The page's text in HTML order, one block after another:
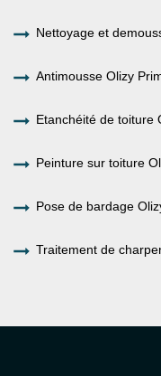
Nettoyage et
Antimousse Olizy
Etanchéité de toiture
Peinture sur toiture
Pose de bardage
Traitement de